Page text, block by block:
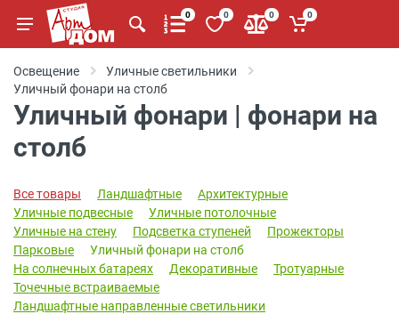
0 0 0 0
Освещение
Уличные светильники
Уличный фонари на столб
Уличный фонари | фонари на
столб
Все товары Ландшафтные
Архитектурные
Уличные подвесные
Уличные потолочные
Уличные на стену
Подсветка ступеней
Прожекторы
Парковые
Уличный фонари на столб
На солнечных батареях
Декоративные
Тротуарные
Точечные встраиваемые
Ландшафтные направленные светильники